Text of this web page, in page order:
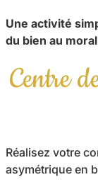
Une activité
du bien au
Centre
Réalisez votre
asymétrique en